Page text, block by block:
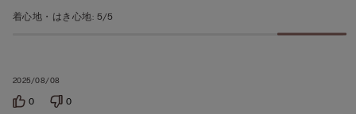
2025/08/08
着心地・はき心地: 5/5
0 0